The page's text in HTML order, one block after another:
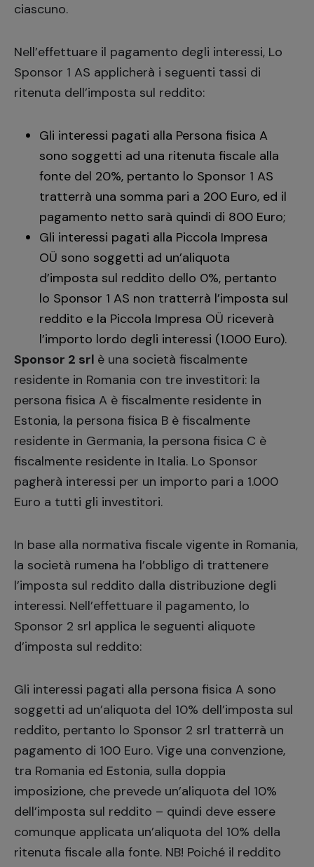
ciascuno.
Nell’effettuare il pagamento degli interessi, Lo
Sponsor 1 AS applicherà i seguenti tassi di
ritenuta dell’imposta sul reddito:
Gli interessi pagati alla Persona fisica A
sono soggetti ad una ritenuta fiscale alla
fonte del 20%, pertanto lo Sponsor 1 AS
tratterrà una somma pari a 200 Euro, ed il
pagamento netto sarà quindi di 800 Euro;
Gli interessi pagati alla Piccola Impresa
OÜ sono soggetti ad un’aliquota
d’imposta sul reddito dello 0%, pertanto
lo Sponsor 1 AS non tratterrà l’imposta sul
reddito e la Piccola Impresa OÜ riceverà
l’importo lordo degli interessi (1.000 Euro).
Sponsor 2 srl è una società fiscalmente
residente in Romania con tre investitori: la
persona fisica A è fiscalmente residente in
Estonia, la persona fisica B è fiscalmente
residente in Germania, la persona fisica C è
fiscalmente residente in Italia. Lo Sponsor
pagherà interessi per un importo pari a 1.000
Euro a tutti gli investitori.
In base alla normativa fiscale vigente in Romania,
la società rumena ha l’obbligo di trattenere
l’imposta sul reddito dalla distribuzione degli
interessi. Nell’effettuare il pagamento, lo
Sponsor 2 srl applica le seguenti aliquote
d’imposta sul reddito:
Gli interessi pagati alla persona fisica A sono
soggetti ad un’aliquota del 10% dell’imposta sul
reddito, pertanto lo Sponsor 2 srl tratterrà un
pagamento di 100 Euro. Vige una convenzione,
tra Romania ed Estonia, sulla doppia
imposizione, che prevede un’aliquota del 10%
dell’imposta sul reddito – quindi deve essere
comunque applicata un’aliquota del 10% della
ritenuta fiscale alla fonte. NB! Poiché il reddito